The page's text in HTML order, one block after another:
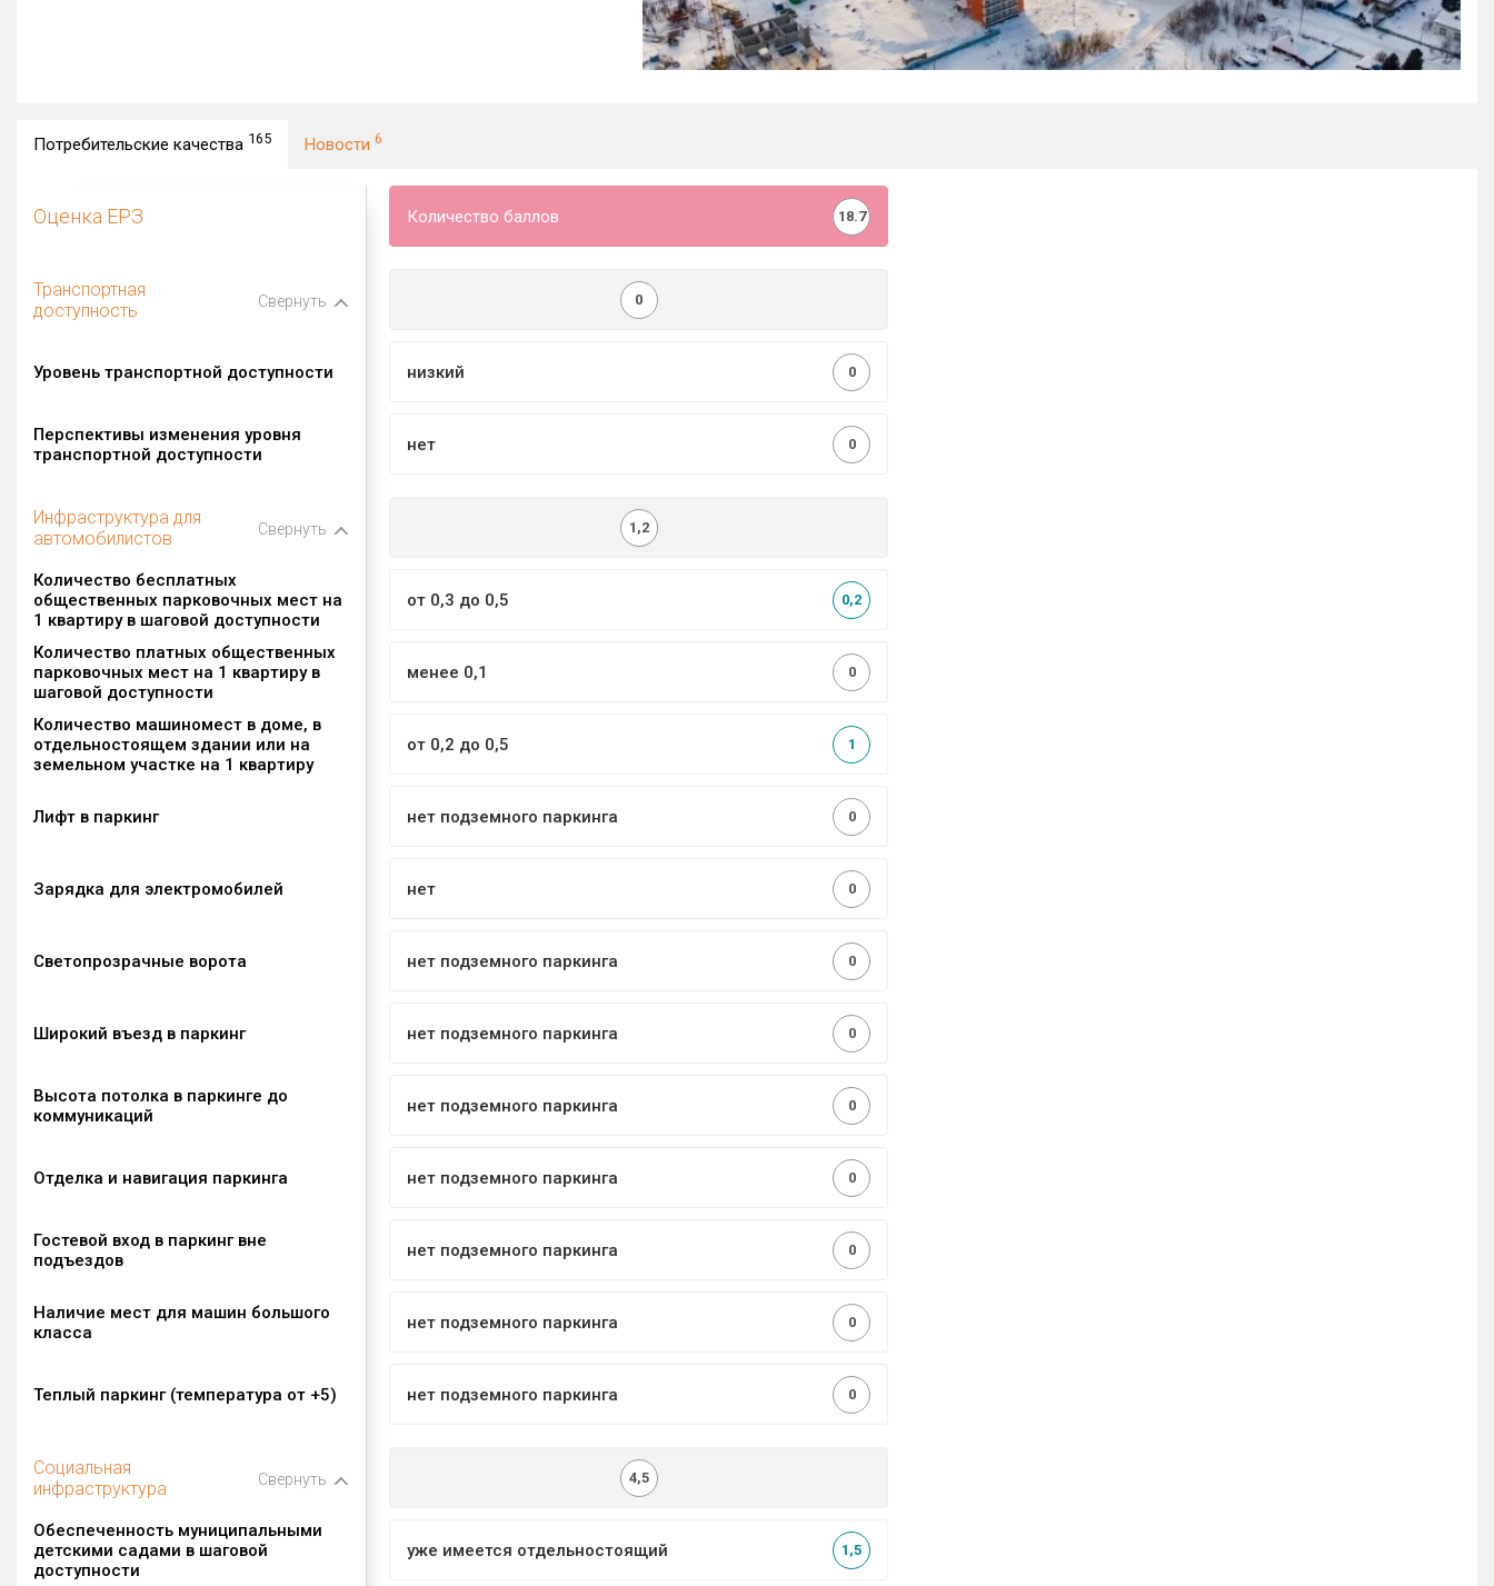
Потребительские качества 165 Новости 6
Оценка ЕРЗ Количество баллов 18.7
Транспортная
доступность
Свернуть 0
Уровень транспортной доступности низкий 0
Перспективы изменения уровня
транспортной доступности
нет 0
Инфраструктура для
автомобилистов
Свернуть 1,2
Количество бесплатных
общественных парковочных мест на
1 квартиру в шаговой доступности
от 0,3 до 0,5 0,2
Количество платных общественных
парковочных мест на 1 квартиру в
шаговой доступности
менее 0,1 0
Количество машиномест в доме, в
отдельностоящем здании или на
земельном участке на 1 квартиру
от 0,2 до 0,5 1
Лифт в паркинг нет подземного паркинга 0
Зарядка для электромобилей нет 0
Светопрозрачные ворота нет подземного паркинга 0
Широкий въезд в паркинг нет подземного паркинга 0
Высота потолка в паркинге до
коммуникаций
нет подземного паркинга 0
Отделка и навигация паркинга нет подземного паркинга 0
Гостевой вход в паркинг вне
подъездов
нет подземного паркинга 0
Наличие мест для машин большого
класса
нет подземного паркинга 0
Теплый паркинг (температура от +5) нет подземного паркинга 0
Социальная
инфраструктура
Свернуть 4,5
Обеспеченность муниципальными
детскими садами в шаговой
доступности
уже имеется отдельностоящий 1,5